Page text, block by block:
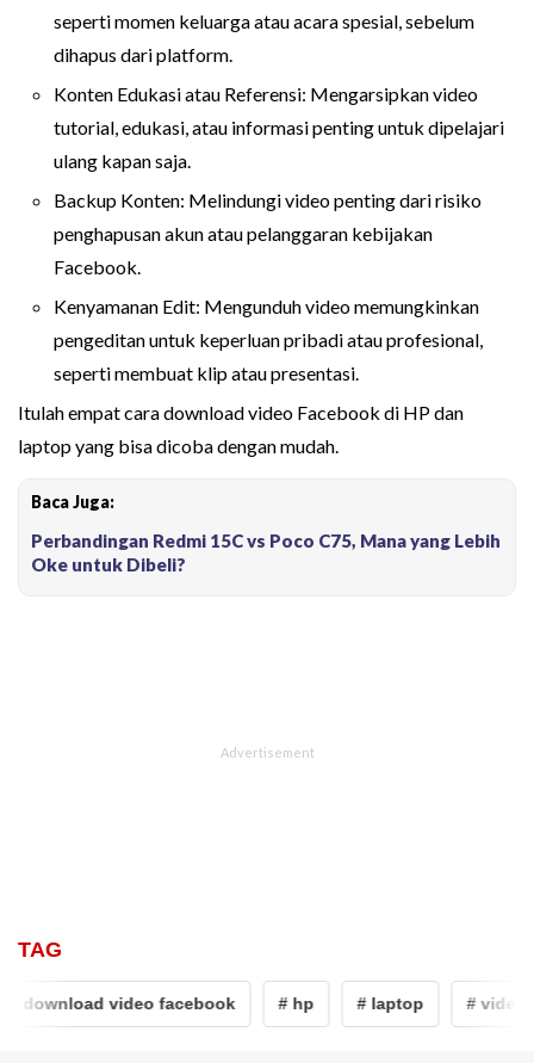
seperti momen keluarga atau acara spesial, sebelum
dihapus dari platform.
Konten Edukasi atau Referensi: Mengarsipkan video
tutorial, edukasi, atau informasi penting untuk dipelajari
ulang kapan saja.
Backup Konten: Melindungi video penting dari risiko
penghapusan akun atau pelanggaran kebijakan
Facebook.
Kenyamanan Edit: Mengunduh video memungkinkan
pengeditan untuk keperluan pribadi atau profesional,
seperti membuat klip atau presentasi.
Itulah empat cara download video Facebook di HP dan
laptop yang bisa dicoba dengan mudah.
Baca Juga:
Perbandingan Redmi 15C vs Poco C75, Mana yang Lebih
Oke untuk Dibeli?
TAG
download video facebook # hp # laptop # video